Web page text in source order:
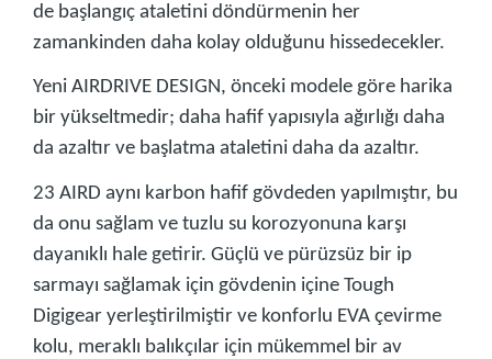
de başlangıç ataletini döndürmenin her
zamankinden daha kolay olduğunu hissedecekler.
Yeni AIRDRIVE DESIGN, önceki modele göre harika
bir yükseltmedir; daha hafif yapısıyla ağırlığı daha
da azaltır ve başlatma ataletini daha da azaltır.
23 AIRD aynı karbon hafif gövdeden yapılmıştır, bu
da onu sağlam ve tuzlu su korozyonuna karşı
dayanıklı hale getirir. Güçlü ve pürüzsüz bir ip
sarmayı sağlamak için gövdenin içine Tough
Digigear yerleştirilmiştir ve konforlu EVA çevirme
kolu, meraklı balıkçılar için mükemmel bir av